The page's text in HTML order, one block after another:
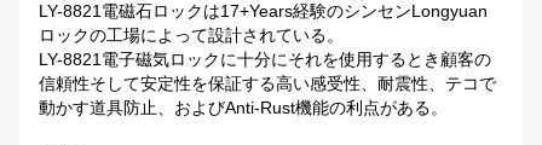
LY-8821電磁石ロックは17+years経験のシンセンLongyuan
ロックの工場によって設計されている。
LY-8821電子磁気ロックに十分にそれを使用するとき顧客の
信頼性そして安定性を保証する高い感受性、耐震性、テコで
動かす道具防止、およびanti-Rust機能の利点がある。